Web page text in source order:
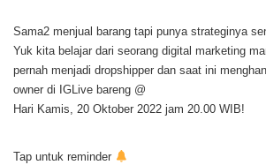
Sama2 menjual barang tapi punya strateginya
Yuk kita belajar dari seorang digital marketing
pernah menjadi dropshipper dan saat ini
owner di IGLive bareng @
Hari Kamis, 20 Oktober 2022 jam 20.00 WIB!
Tap untuk reminder